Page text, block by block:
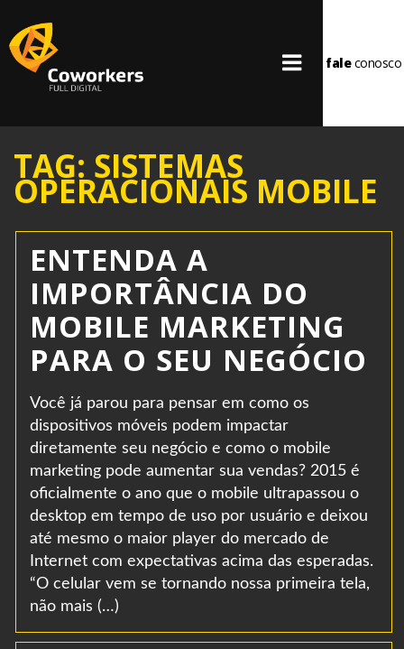
faleconosco
TAG: SISTEMAS
OPERACIONAIS MOBILE
ENTENDA A
IMPORTÂNCIA DO
MOBILE MARKETING
PARA O SEU NEGÓCIO
Você já parou para pensar em como os
dispositivos móveis podem impactar
diretamente seu negócio e como o mobile
marketing pode aumentar sua vendas? 2015 é
oficialmente o ano que o mobile ultrapassou o
desktop em tempo de uso por usuário e deixou
até mesmo o maior player do mercado de
Internet com expectativas acima das esperadas.
“O celular vem se tornando nossa primeira tela,
não mais (…)